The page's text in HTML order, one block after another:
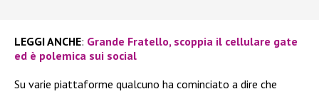
LEGGI ANCHE: Grande Fratello, scoppia il cellulare gate
ed è polemica sui social
Su varie piattaforme qualcuno ha cominciato a dire che